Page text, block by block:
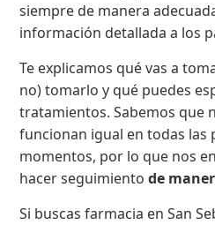
siempre de manera
información detallada a los
Te explicamos qué vas a
no) tomarlo y qué puedes
tratamientos. Sabemos que
funcionan igual en todas las
momentos, por lo que nos
hacer seguimientode
Si buscas farmacia en San